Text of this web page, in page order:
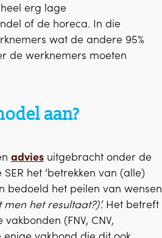
erg lage
of de horeca. In die
wat de andere 95%
de werknemers moeten
aan?
advies uitgebracht onder de
het ‘betrekken van (alle)
bedoeld het peilen van wensen
het resultaat?)’. Het betreft
(FNV, CNV,